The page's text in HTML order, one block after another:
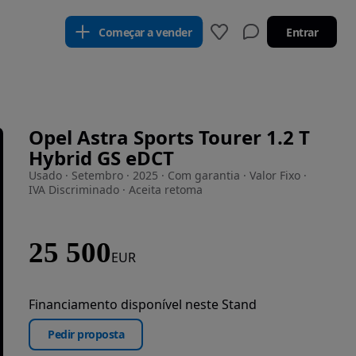
Começar a vender Entrar
Opel Astra Sports Tourer 1.2 T
Hybrid GS eDCT
Usado · Setembro · 2025 · Com garantia · Valor Fixo ·
IVA Discriminado · Aceita retoma
25 500EUR
Financiamento disponível neste Stand
Pedir proposta